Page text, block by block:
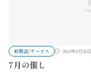
新製品/サービス 2010年6月30日
7月の催し